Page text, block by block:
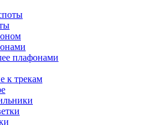
плафонами
к трекам